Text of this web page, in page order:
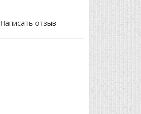
Написать отзыв